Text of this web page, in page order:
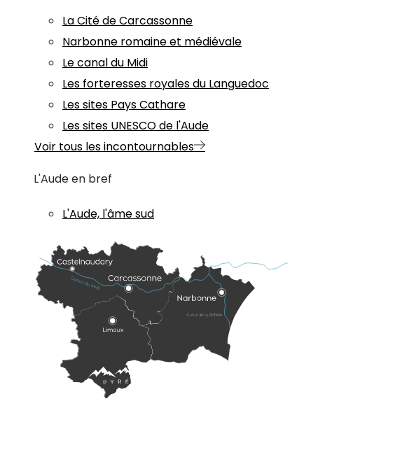
La Cité de Carcassonne
Narbonne romaine et médiévale
Le canal du Midi
Les forteresses royales du Languedoc
Les sites Pays Cathare
Les sites UNESCO de l'Aude
Voir tous les incontournables
L'Aude en bref
L'Aude, l'âme sud